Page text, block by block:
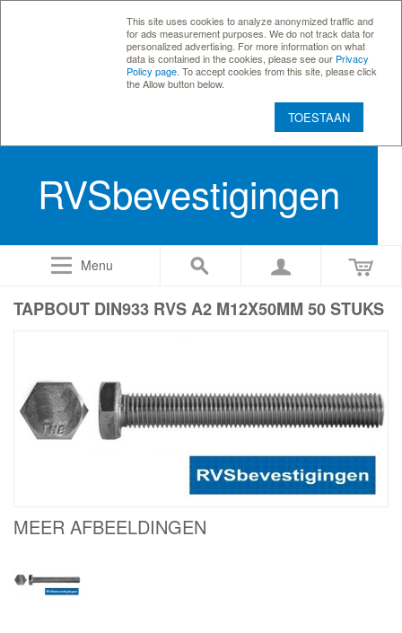
This site uses cookies to analyze anonymized traffic and
for ads measurement purposes. We do not track data for
personalized advertising. For more information on what
data is contained in the cookies, please see our Privacy
Policy page . To accept cookies from this site, please click
the Allow button below.
TOESTAAN
RVSbevestigingen
Menu
TAPBOUT DIN933 RVS A2 M12X50MM 50 STUKS
MEER AFBEELDINGEN